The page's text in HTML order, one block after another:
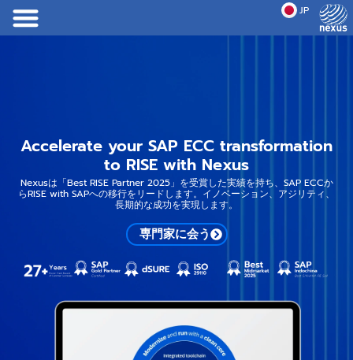
JP
EN
Accelerate your SAP ECC transformation
to RISE with Nexus
Nexusは「Best RISE Partner 2025」を受賞した実績を持ち、SAP ECCか
らRISE with SAPへの移行をリードします。イノベーション、アジリティ、
長期的な成功を実現します。
専門家に会う